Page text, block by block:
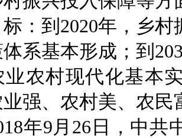
：到2020年，乡
系基本形成；到
业农村现代化基本
强、农村美、农民
9月26日，中共